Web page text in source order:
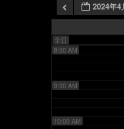
2024年4
全日
7:00 AM
8:00 AM
9:00 AM
10:00 AM